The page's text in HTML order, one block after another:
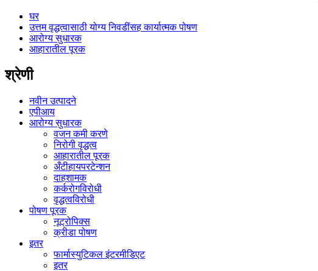
घर
उत्तम वृद्धत्वासाठी योग्य निवडींसह कार्यात्मक पोषण
आरोग्य सुधारक
आहारातील पूरक
श्रेणी
नवीन उत्पादने
एपीआय
आरोग्य सुधारक
वजन कमी करणे
निरोगी वृद्धत्व
आहारातील पूरक
अँटीहायपरटेन्शन
दाहशामक
कर्करोगविरोधी
वृद्धत्वविरोधी
पोषण पूरक
नूट्रोपिक्स
क्रीडा पोषण
इतर
फार्मास्युटिकल इंटरमीडिएट
इतर